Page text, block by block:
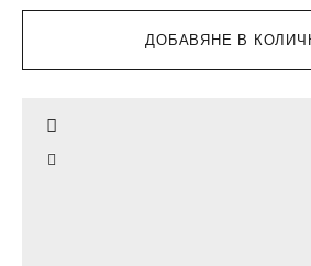
ДОБАВЯНЕ В